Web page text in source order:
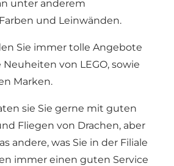
unter anderem
und Leinwänden.
Sie immer tolle Angebote
von LEGO, sowie
Marken.
sie Sie gerne mit guten
Fliegen von Drachen, aber
andere, was Sie in der Filiale
immer einen guten Service